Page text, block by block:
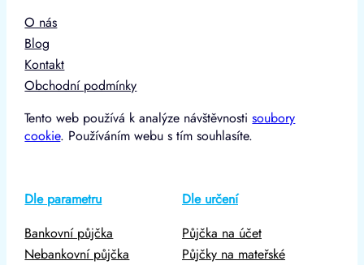
O nás
Blog
Kontakt
Obchodní podmínky
Tento web používá k analýze návštěvnostisoubory
cookie. Používáním webu s tím souhlasíte.
Dle parametru
Bankovní půjčka
Nebankovní půjčka
Dle určení
Půjčka na účet
Půjčky na mateřské